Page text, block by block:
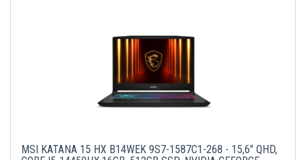
MSI KATANA 15 HX B14WEK 9S7-1587C1-268 - 15,6" QHD,